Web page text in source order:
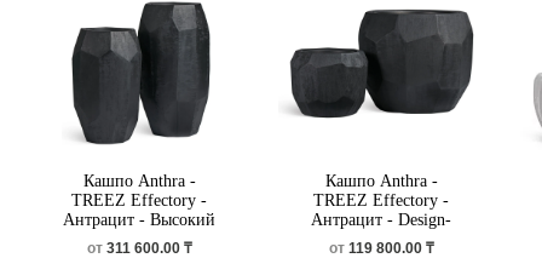
Кашпо Anthra -
TREEZ Effectory -
Антрацит - Высокий
Design-многогранник
от311 600.00 ₸
Кашпо Anthra -
TREEZ Effectory -
Антрацит - Design-
многогранник
от119 800.00 ₸